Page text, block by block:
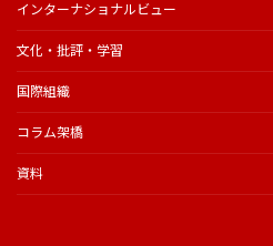
インターナショナルビュー
文化・批評・学習
国際組織
コラム架橋
資料